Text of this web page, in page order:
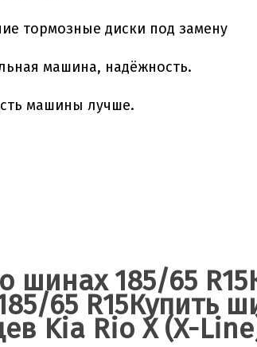
тормозные диски под замену
машина, надёжность.
машины лучше.
шинах 185/65
65 R15Купить
Kia Rio X (X-